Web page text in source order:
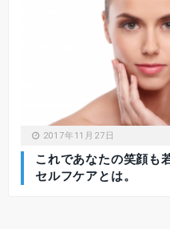
2017年11月27日
これであなたの笑顔も
セルフケアとは。